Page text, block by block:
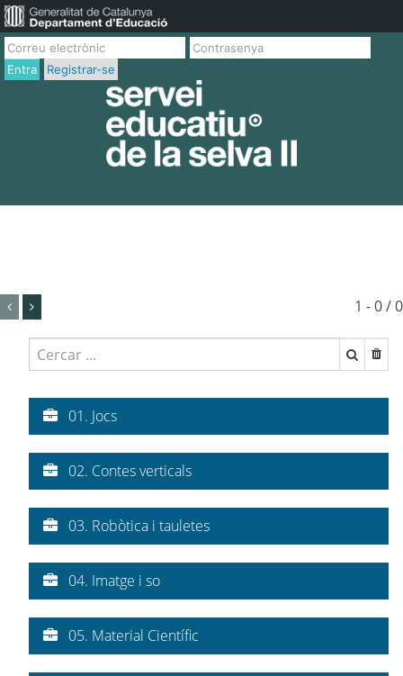
Entra Registrar-se
1 - 0 / 0
01. Jocs
02. Contes verticals
03. Robòtica i tauletes
04. Imatge i so
05. Material Científic